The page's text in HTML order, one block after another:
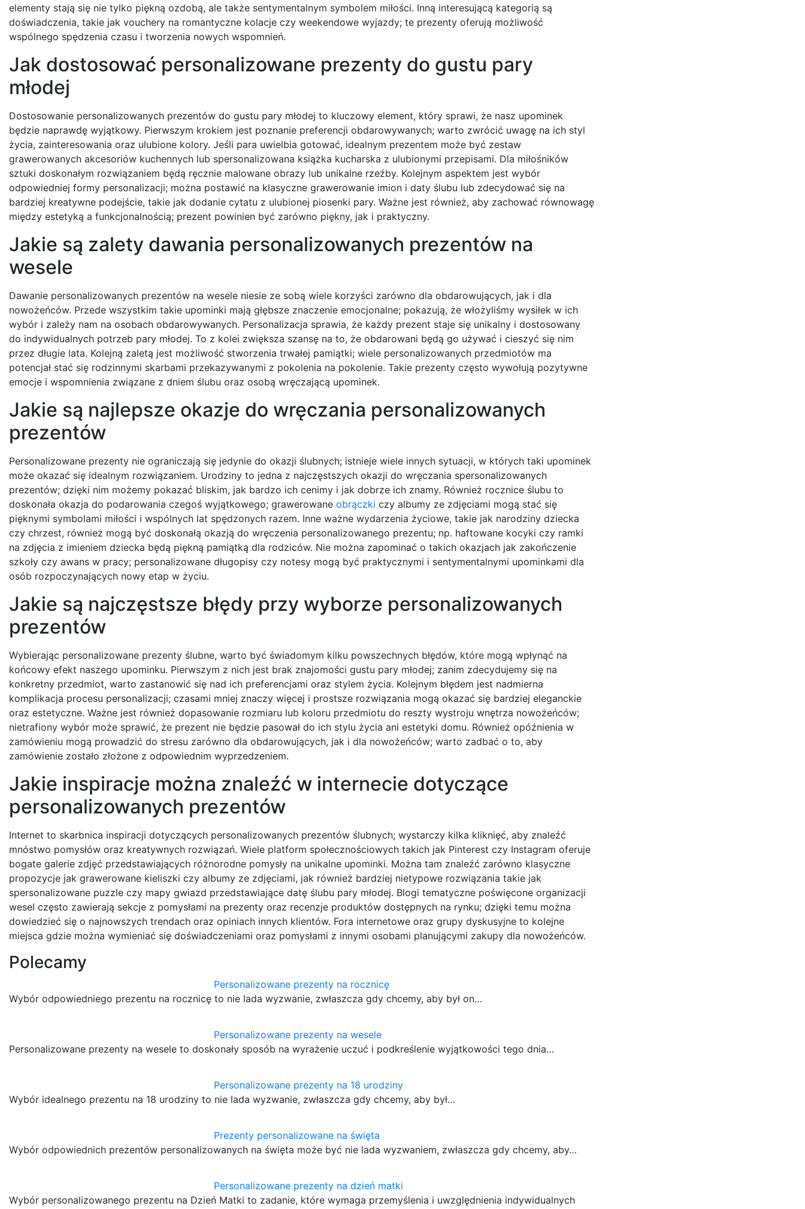
elementy stają się nie tylko piękną ozdobą, ale także sentymentalnym symbolem miłości. Inną interesującą kategorią są
doświadczenia, takie jak vouchery na romantyczne kolacje czy weekendowe wyjazdy; te prezenty oferują możliwość
wspólnego spędzenia czasu i tworzenia nowych wspomnień.
Jak dostosować personalizowane prezenty do gustu pary
młodej
Dostosowanie personalizowanych prezentów do gustu pary młodej to kluczowy element, który sprawi, że nasz upominek
będzie naprawdę wyjątkowy. Pierwszym krokiem jest poznanie preferencji obdarowywanych; warto zwrócić uwagę na ich styl
życia, zainteresowania oraz ulubione kolory. Jeśli para uwielbia gotować, idealnym prezentem może być zestaw
grawerowanych akcesoriów kuchennych lub spersonalizowana książka kucharska z ulubionymi przepisami. Dla miłośników
sztuki doskonałym rozwiązaniem będą ręcznie malowane obrazy lub unikalne rzeźby. Kolejnym aspektem jest wybór
odpowiedniej formy personalizacji; można postawić na klasyczne grawerowanie imion i daty ślubu lub zdecydować się na
bardziej kreatywne podejście, takie jak dodanie cytatu z ulubionej piosenki pary. Ważne jest również, aby zachować równowagę
między estetyką a funkcjonalnością; prezent powinien być zarówno piękny, jak i praktyczny.
Jakie są zalety dawania personalizowanych prezentów na
wesele
Dawanie personalizowanych prezentów na wesele niesie ze sobą wiele korzyści zarówno dla obdarowujących, jak i dla
nowożeńców. Przede wszystkim takie upominki mają głębsze znaczenie emocjonalne; pokazują, że włożyliśmy wysiłek w ich
wybór i zależy nam na osobach obdarowywanych. Personalizacja sprawia, że każdy prezent staje się unikalny i dostosowany
do indywidualnych potrzeb pary młodej. To z kolei zwiększa szansę na to, że obdarowani będą go używać i cieszyć się nim
przez długie lata. Kolejną zaletą jest możliwość stworzenia trwałej pamiątki; wiele personalizowanych przedmiotów ma
potencjał stać się rodzinnymi skarbami przekazywanymi z pokolenia na pokolenie. Takie prezenty często wywołują pozytywne
emocje i wspomnienia związane z dniem ślubu oraz osobą wręczającą upominek.
Jakie są najlepsze okazje do wręczania personalizowanych
prezentów
Personalizowane prezenty nie ograniczają się jedynie do okazji ślubnych; istnieje wiele innych sytuacji, w których taki upominek
może okazać się idealnym rozwiązaniem. Urodziny to jedna z najczęstszych okazji do wręczania spersonalizowanych
prezentów; dzięki nim możemy pokazać bliskim, jak bardzo ich cenimy i jak dobrze ich znamy. Również rocznice ślubu to
doskonała okazja do podarowania czegoś wyjątkowego; grawerowane obrączki czy albumy ze zdjęciami mogą stać się
pięknymi symbolami miłości i wspólnych lat spędzonych razem. Inne ważne wydarzenia życiowe, takie jak narodziny dziecka
czy chrzest, również mogą być doskonałą okazją do wręczenia personalizowanego prezentu; np. haftowane kocyki czy ramki
na zdjęcia z imieniem dziecka będą piękną pamiątką dla rodziców. Nie można zapominać o takich okazjach jak zakończenie
szkoły czy awans w pracy; personalizowane długopisy czy notesy mogą być praktycznymi i sentymentalnymi upominkami dla
osób rozpoczynających nowy etap w życiu.
Jakie są najczęstsze błędy przy wyborze personalizowanych
prezentów
Wybierając personalizowane prezenty ślubne, warto być świadomym kilku powszechnych błędów, które mogą wpłynąć na
końcowy efekt naszego upominku. Pierwszym z nich jest brak znajomości gustu pary młodej; zanim zdecydujemy się na
konkretny przedmiot, warto zastanowić się nad ich preferencjami oraz stylem życia. Kolejnym błędem jest nadmierna
komplikacja procesu personalizacji; czasami mniej znaczy więcej i prostsze rozwiązania mogą okazać się bardziej eleganckie
oraz estetyczne. Ważne jest również dopasowanie rozmiaru lub koloru przedmiotu do reszty wystroju wnętrza nowożeńców;
nietrafiony wybór może sprawić, że prezent nie będzie pasował do ich stylu życia ani estetyki domu. Również opóźnienia w
zamówieniu mogą prowadzić do stresu zarówno dla obdarowujących, jak i dla nowożeńców; warto zadbać o to, aby
zamówienie zostało złożone z odpowiednim wyprzedzeniem.
Jakie inspiracje można znaleźć w internecie dotyczące
personalizowanych prezentów
Internet to skarbnica inspiracji dotyczących personalizowanych prezentów ślubnych; wystarczy kilka kliknięć, aby znaleźć
mnóstwo pomysłów oraz kreatywnych rozwiązań. Wiele platform społecznościowych takich jak Pinterest czy Instagram oferuje
bogate galerie zdjęć przedstawiających różnorodne pomysły na unikalne upominki. Można tam znaleźć zarówno klasyczne
propozycje jak grawerowane kieliszki czy albumy ze zdjęciami, jak również bardziej nietypowe rozwiązania takie jak
spersonalizowane puzzle czy mapy gwiazd przedstawiające datę ślubu pary młodej. Blogi tematyczne poświęcone organizacji
wesel często zawierają sekcje z pomysłami na prezenty oraz recenzje produktów dostępnych na rynku; dzięki temu można
dowiedzieć się o najnowszych trendach oraz opiniach innych klientów. Fora internetowe oraz grupy dyskusyjne to kolejne
miejsca gdzie można wymieniać się doświadczeniami oraz pomysłami z innymi osobami planującymi zakupy dla nowożeńców.
Polecamy
Personalizowane prezenty na rocznicę
Wybór odpowiedniego prezentu na rocznicę to nie lada wyzwanie, zwłaszcza gdy chcemy, aby był on…
Personalizowane prezenty na wesele
Personalizowane prezenty na wesele to doskonały sposób na wyrażenie uczuć i podkreślenie wyjątkowości tego dnia…
Personalizowane prezenty na 18 urodziny
Wybór idealnego prezentu na 18 urodziny to nie lada wyzwanie, zwłaszcza gdy chcemy, aby był…
Prezenty personalizowane na święta
Wybór odpowiednich prezentów personalizowanych na święta może być nie lada wyzwaniem, zwłaszcza gdy chcemy, aby…
Personalizowane prezenty na dzień matki
Wybór personalizowanego prezentu na Dzień Matki to zadanie, które wymaga przemyślenia i uwzględnienia indywidualnych